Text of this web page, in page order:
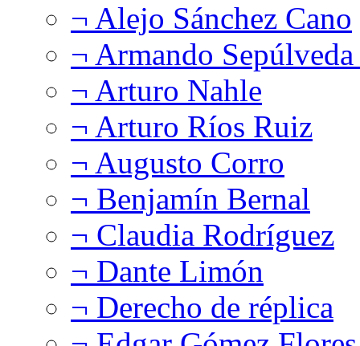
¬ Alejo Sánchez Cano
¬ Armando
¬ Arturo Nahle
¬ Arturo Ríos Ruiz
¬ Augusto Corro
¬ Benjamín Bernal
¬ Claudia Rodríguez
¬ Dante Limón
¬ Derecho de réplica